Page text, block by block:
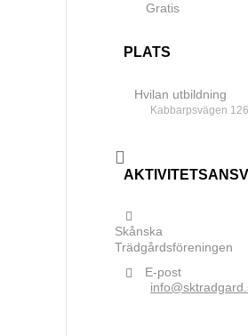
Gratis
PLATS
Hvilan utbildning
Kabbarpsvägen 126
Skånska
Trädgårdsföreningen
E-post